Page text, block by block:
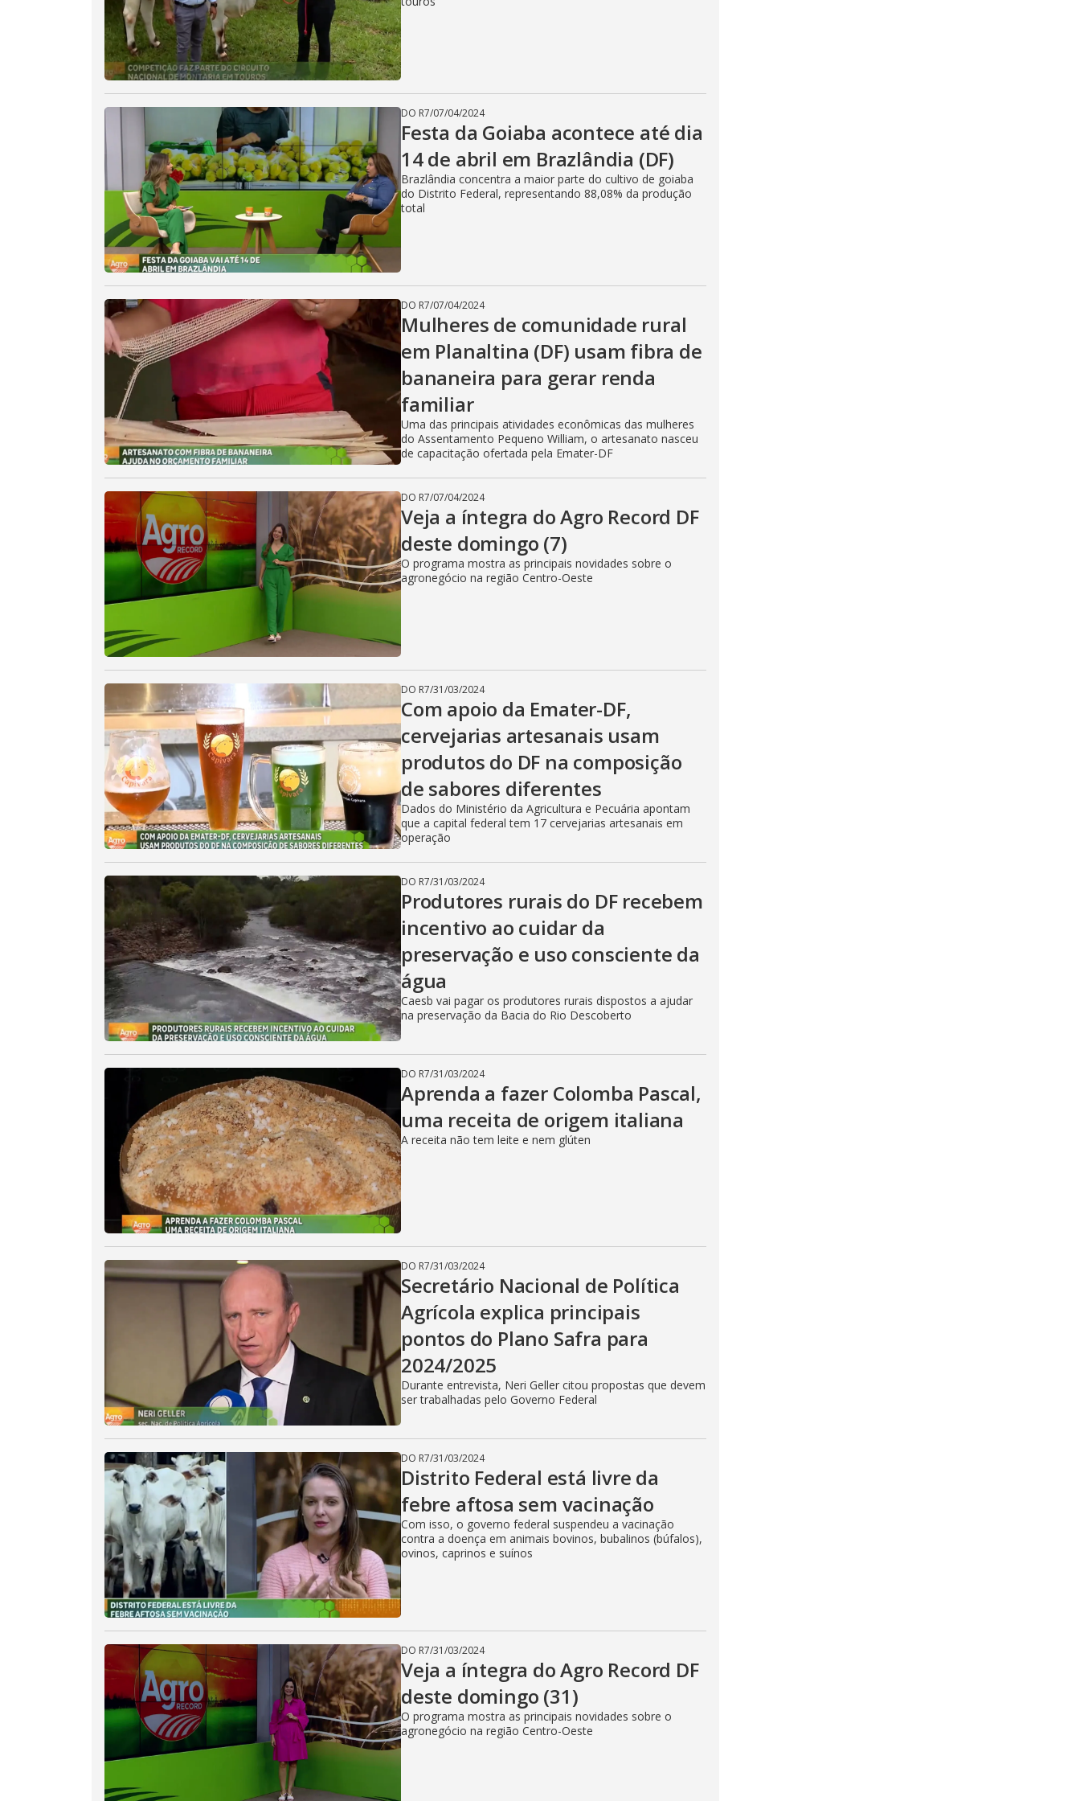
i
d
e
o
DO R7/07/04/2024
Festa da Goiaba acontece até dia
14 de abril em Brazlândia (DF)
Brazlândia concentra a maior parte do cultivo de goiaba
do Distrito Federal, representando 88,08% da produção
total
DO R7/07/04/2024
Mulheres de comunidade rural
em Planaltina (DF) usam fibra de
bananeira para gerar renda
familiar
Uma das principais atividades econômicas das mulheres
do Assentamento Pequeno William, o artesanato nasceu
de capacitação ofertada pela Emater-DF
DO R7/07/04/2024
Veja a íntegra do Agro Record DF
deste domingo (7)
O programa mostra as principais novidades sobre o
agronegócio na região Centro-Oeste
DO R7/31/03/2024
Com apoio da Emater-DF,
cervejarias artesanais usam
produtos do DF na composição
de sabores diferentes
Dados do Ministério da Agricultura e Pecuária apontam
que a capital federal tem 17 cervejarias artesanais em
operação
DO R7/31/03/2024
Produtores rurais do DF recebem
incentivo ao cuidar da
preservação e uso consciente da
água
Caesb vai pagar os produtores rurais dispostos a ajudar
na preservação da Bacia do Rio Descoberto
DO R7/31/03/2024
Aprenda a fazer Colomba Pascal,
uma receita de origem italiana
A receita não tem leite e nem glúten
DO R7/31/03/2024
Secretário Nacional de Política
Agrícola explica principais
pontos do Plano Safra para
2024/2025
Durante entrevista, Neri Geller citou propostas que devem
ser trabalhadas pelo Governo Federal
DO R7/31/03/2024
Distrito Federal está livre da
febre aftosa sem vacinação
Com isso, o governo federal suspendeu a vacinação
contra a doença em animais bovinos, bubalinos (búfalos),
ovinos, caprinos e suínos
DO R7/31/03/2024
Veja a íntegra do Agro Record DF
deste domingo (31)
O programa mostra as principais novidades sobre o
agronegócio na região Centro-Oeste